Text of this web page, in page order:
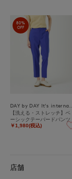
80%
OFF
【洗える・ストレッチ】ベ
ーシックテーパードパンツ
￥1,980(税込)
店舗